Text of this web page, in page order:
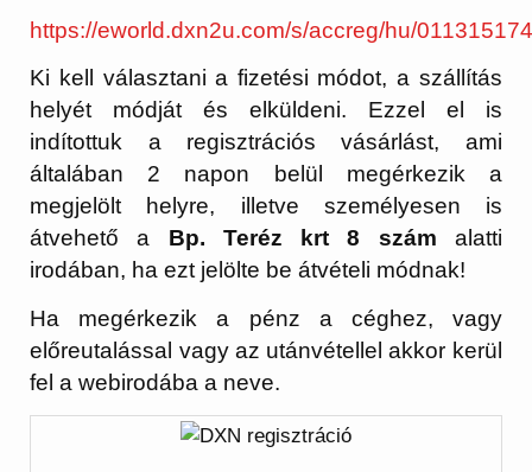
https://eworld.dxn2u.com/s/accreg/hu/
Ki kell választani a fizetési módot, a szállítás
helyét módját és elküldeni. Ezzel el is
indítottuk a regisztrációs vásárlást, ami
általában 2 napon belül megérkezik a
megjelölt helyre, illetve személyesen is
átvehető a Bp. Teréz krt 8 szám alatti
irodában, ha ezt jelölte be átvételi módnak!
Ha megérkezik a pénz a céghez, vagy
előreutalással vagy az utánvétellel akkor kerül
fel a webirodába a neve.